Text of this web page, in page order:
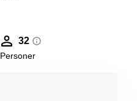
32
Personer